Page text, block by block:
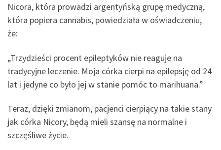
Nicora, która prowadzi argentyńską grupę medyczną,
która popiera cannabis, powiedziała w oświadczeniu,
że:
„Trzydzieści procent epileptyków nie reaguje na
tradycyjne leczenie. Moja córka cierpi na epilepsję od 24
lat i jedyne co było jej w stanie pomóc to marihuana.”
Teraz, dzięki zmianom, pacjenci cierpiący na takie stany
jak córka Nicory, będą mieli szansę na normalne i
szczęśliwe życie.